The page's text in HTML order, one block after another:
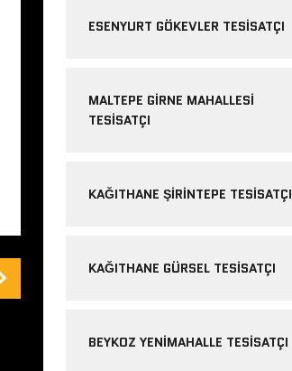
ESENYURT GÖKEVLER TESISATÇI
MALTEPE GIRNE MAHALLESI
TESISATÇI
KAĞITHANE ŞIRINTEPE TESISATÇI
KAĞITHANE GÜRSEL TESISATÇI
BEYKOZ YENIMAHALLE TESISATÇI